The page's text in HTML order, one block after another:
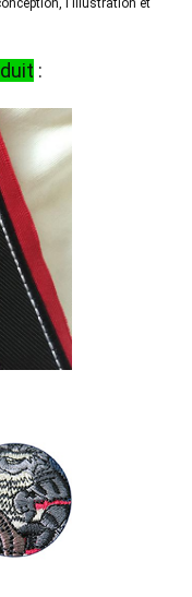
l'illustration et
: